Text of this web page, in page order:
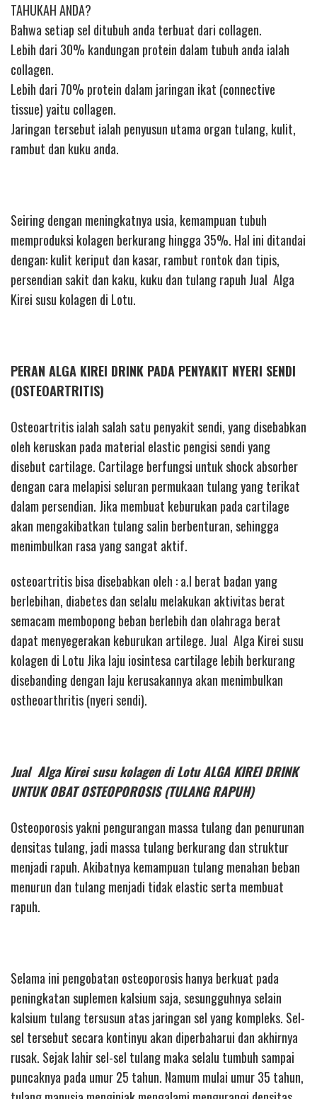
TAHUKAH ANDA?
Bahwa setiap sel ditubuh anda terbuat dari collagen.
Lebih dari 30% kandungan protein dalam tubuh anda ialah
collagen.
Lebih dari 70% protein dalam jaringan ikat (connective
tissue) yaitu collagen.
Jaringan tersebut ialah penyusun utama organ tulang, kulit,
rambut dan kuku anda.
Seiring dengan meningkatnya usia, kemampuan tubuh
memproduksi kolagen berkurang hingga 35%. Hal ini ditandai
dengan: kulit keriput dan kasar, rambut rontok dan tipis,
persendian sakit dan kaku, kuku dan tulang rapuh Jual Alga
Kirei susu kolagen di Lotu.
PERAN ALGA KIREI DRINK PADA PENYAKIT NYERI SENDI
(OSTEOARTRITIS)
Osteoartritis ialah salah satu penyakit sendi, yang disebabkan
oleh keruskan pada material elastic pengisi sendi yang
disebut cartilage. Cartilage berfungsi untuk shock absorber
dengan cara melapisi seluran permukaan tulang yang terikat
dalam persendian. Jika membuat keburukan pada cartilage
akan mengakibatkan tulang salin berbenturan, sehingga
menimbulkan rasa yang sangat aktif.
osteoartritis bisa disebabkan oleh : a.l berat badan yang
berlebihan, diabetes dan selalu melakukan aktivitas berat
semacam membopong beban berlebih dan olahraga berat
dapat menyegerakan keburukan artilege. Jual Alga Kirei susu
kolagen di Lotu Jika laju iosintesa cartilage lebih berkurang
disebanding dengan laju kerusakannya akan menimbulkan
ostheoarthritis (nyeri sendi).
Jual Alga Kirei susu kolagen di Lotu ALGA KIREI DRINK
UNTUK OBAT OSTEOPOROSIS (TULANG RAPUH)
Osteoporosis yakni pengurangan massa tulang dan penurunan
densitas tulang, jadi massa tulang berkurang dan struktur
menjadi rapuh. Akibatnya kemampuan tulang menahan beban
menurun dan tulang menjadi tidak elastic serta membuat
rapuh.
Selama ini pengobatan osteoporosis hanya berkuat pada
peningkatan suplemen kalsium saja, sesungguhnya selain
kalsium tulang tersusun atas jaringan sel yang kompleks. Sel-
sel tersebut secara kontinyu akan diperbaharui dan akhirnya
rusak. Sejak lahir sel-sel tulang maka selalu tumbuh sampai
puncaknya pada umur 25 tahun. Namum mulai umur 35 tahun,